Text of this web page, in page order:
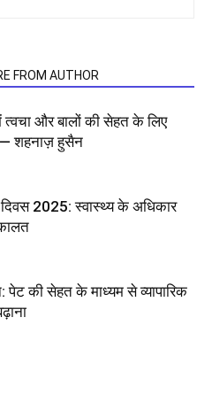
FROM AUTHOR
और बालों की सेहत के लिए
शहनाज़ हुसैन
दिवस 2025: स्वास्थ्य के अधिकार
की सेहत के माध्यम से व्यापारिक